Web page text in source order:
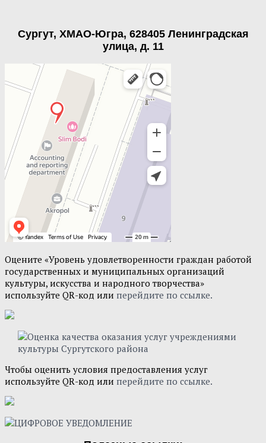
Сургут, ХМАО-Югра, 628405 Ленинградская
улица, д. 11
Оцените «Уровень удовлетворенности граждан работой
государственных и муниципальных организаций
культуры, искусства и народного творчества»
используйте QR-код или перейдите по ссылке.
Чтобы оценить условия предоставления услуг
используйте QR-код или перейдите по ссылке.